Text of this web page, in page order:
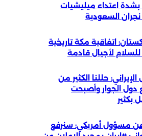
بشدة اعتداء ميليشيات
نجران السعودية
اتفاقية مكة تاريخية
لأجيال قادمة
حللنا الكثير من
دول الجوار وأصبحت
بكثير
عن مسؤول أمريكي: سنرفع